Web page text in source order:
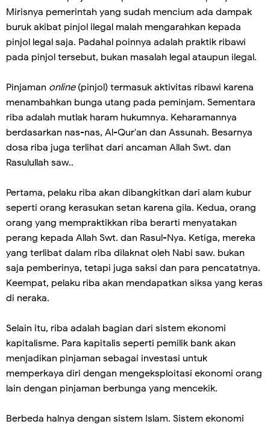
Mirisnya pemerintah yang sudah mencium ada dampak
buruk akibat pinjol ilegal malah mengarahkan kepada
pinjol legal saja. Padahal poinnya adalah praktik ribawi
pada pinjol tersebut, bukan masalah legal ataupun ilegal.
Pinjaman online(pinjol) termasuk aktivitas ribawi karena
menambahkan bunga utang pada peminjam. Sementara
riba adalah mutlak haram hukumnya. Keharamannya
berdasarkan nas-nas, Al-Qur'an dan Assunah. Besarnya
dosa riba juga terlihat dari ancaman Allah Swt. dan
Rasulullah saw..
Pertama, pelaku riba akan dibangkitkan dari alam kubur
seperti orang kerasukan setan karena gila. Kedua, orang
orang yang mempraktikkan riba berarti menyatakan
perang kepada Allah Swt. dan Rasul-Nya. Ketiga, mereka
yang terlibat dalam riba dilaknat oleh Nabi saw. bukan
saja pemberinya, tetapi juga saksi dan para pencatatnya.
Keempat, pelaku riba akan mendapatkan siksa yang keras
di neraka.
Selain itu, riba adalah bagian dari sistem ekonomi
kapitalisme. Para kapitalis seperti pemilik bank akan
menjadikan pinjaman sebagai investasi untuk
memperkaya diri dengan mengeksploitasi ekonomi orang
lain dengan pinjaman berbunga yang mencekik.
Berbeda halnya dengan sistem Islam. Sistem ekonomi